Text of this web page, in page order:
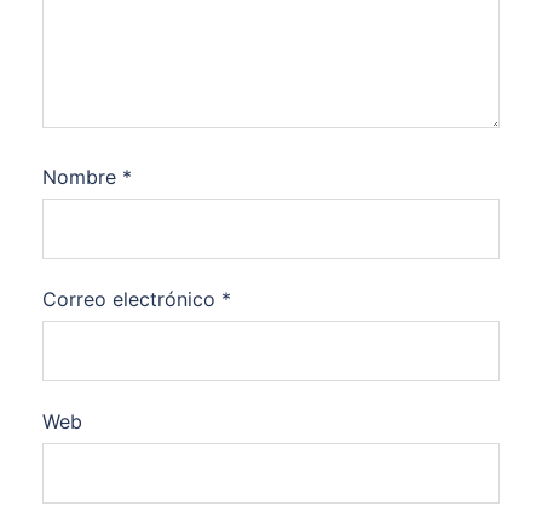
Nombre *
Correo electrónico *
Web